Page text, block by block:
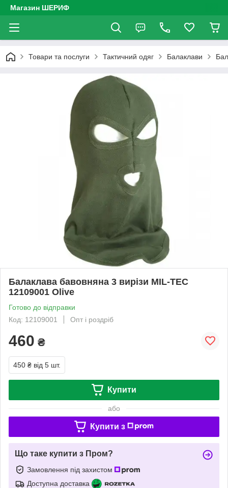
Магазин ШЕРИФ
Товари та послуги Тактичний одяг Балаклави
Балаклава бавовняна 3 вирізи MIL-TEC
12109001 Olive
Готово до відправки
Код: 12109001
Опт і роздріб
460 ₴
450 ₴ від 5 шт.
Купити
або
Купити з
Що таке купити з Пром?
Замовлення під захистом
Доступна доставка